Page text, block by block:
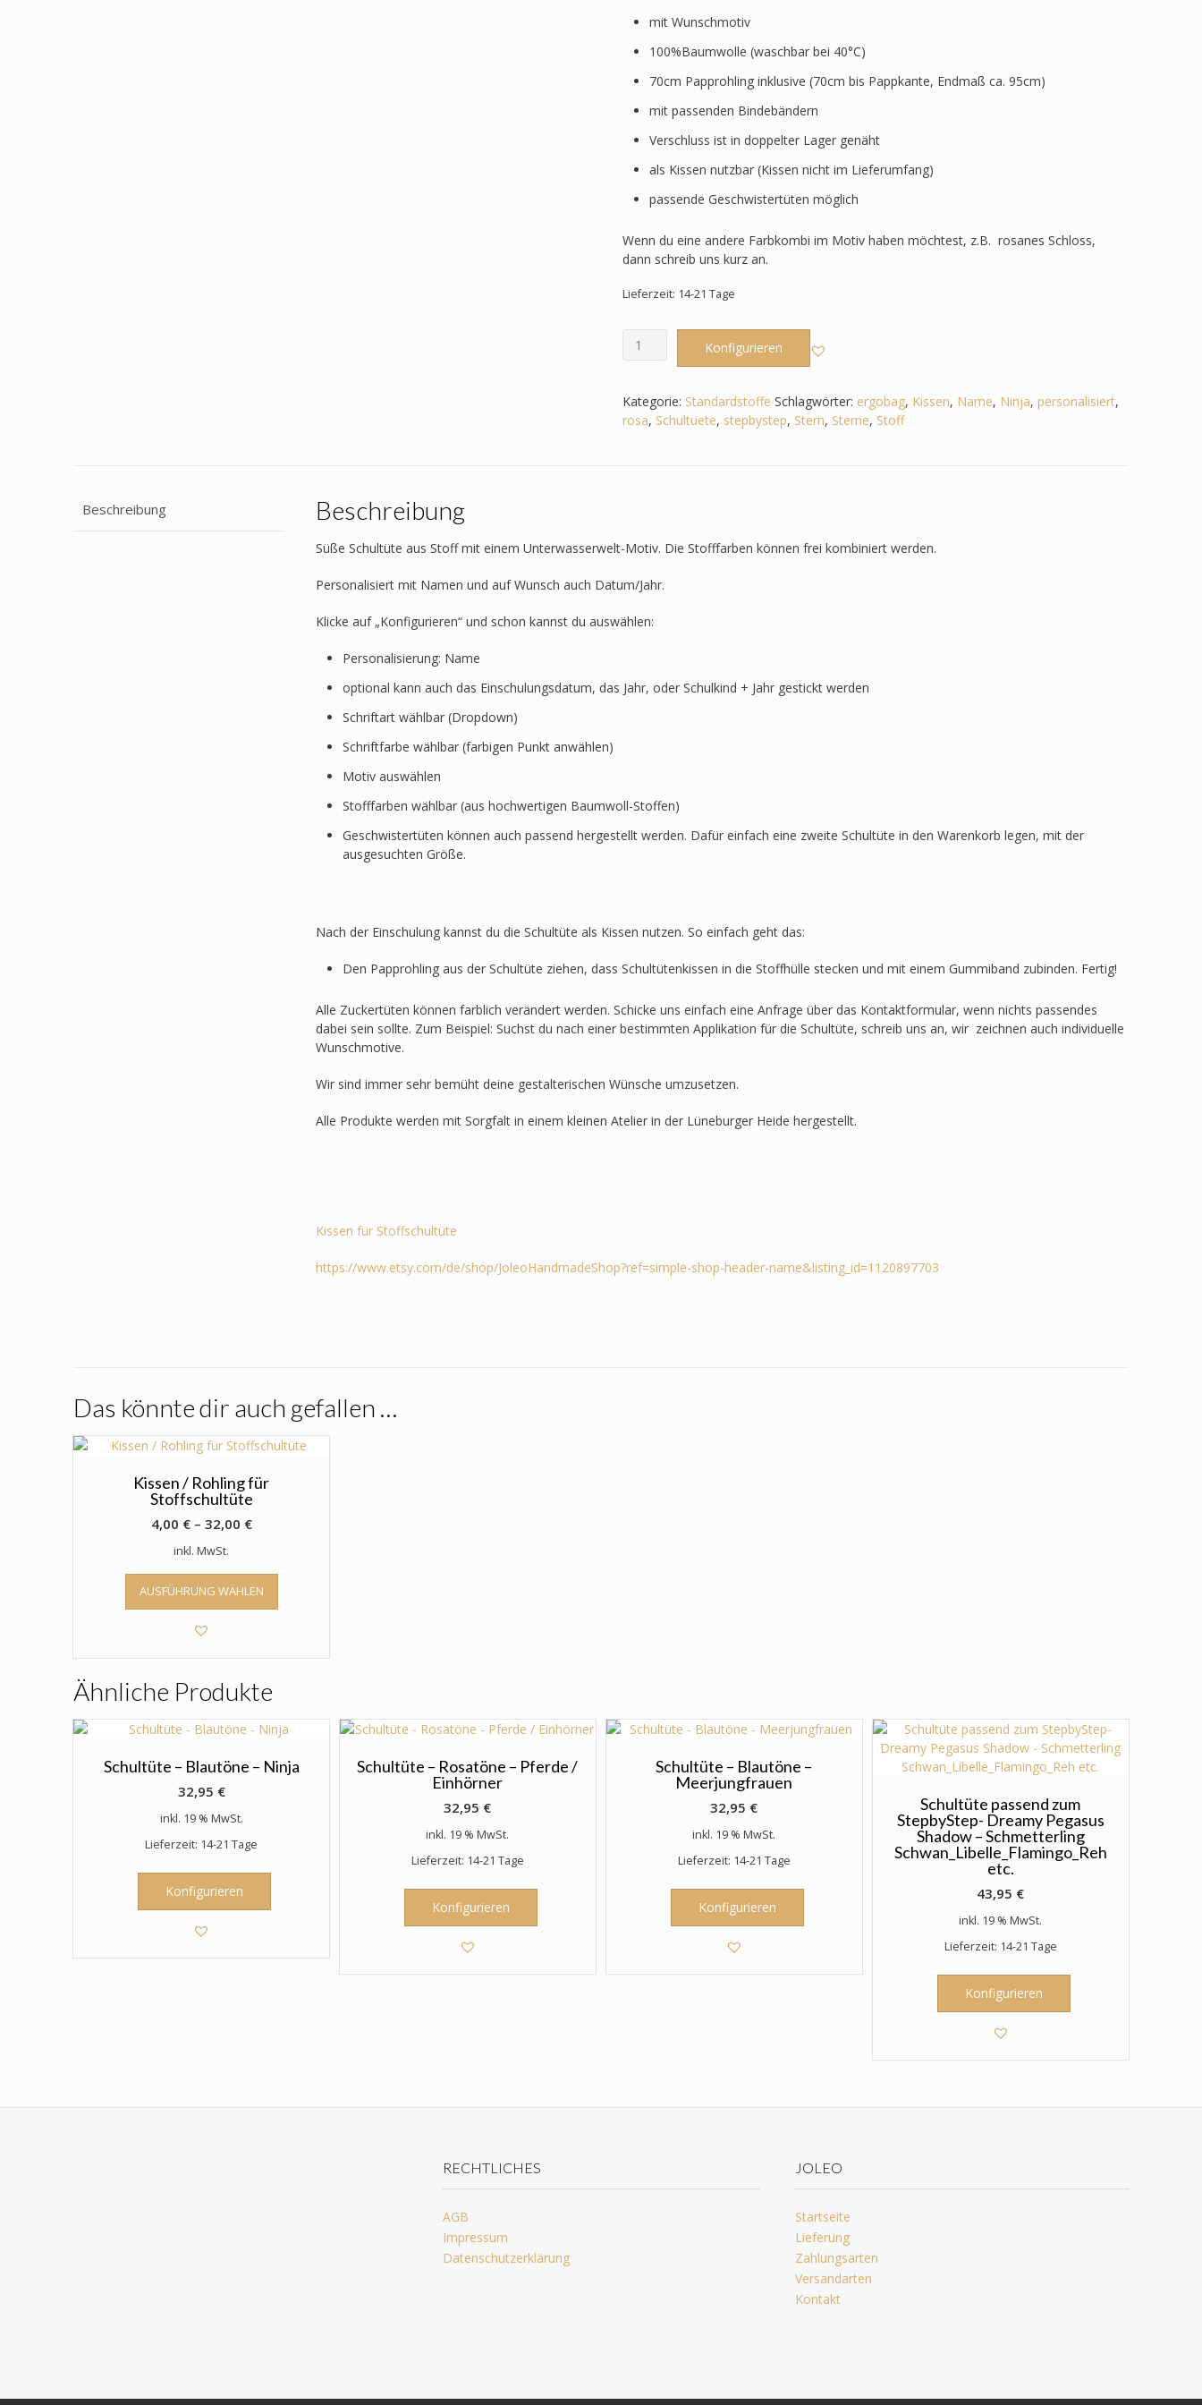
mit Wunschmotiv
100%Baumwolle (waschbar bei 40°C)
70cm Papprohling inklusive (70cm bis Pappkante, Endmaß ca. 95cm)
mit passenden Bindebändern
Verschluss ist in doppelter Lager genäht
als Kissen nutzbar (Kissen nicht im Lieferumfang)
passende Geschwistertüten möglich
Wenn du eine andere Farbkombi im Motiv haben möchtest, z.B. rosanes Schloss,
dann schreib uns kurz an.
Lieferzeit: 14-21 Tage
Schultüte
-
Ninja
Menge
Konfigurieren
Kategorie: Standardstoffe Schlagwörter: ergobag, Kissen, Name, Ninja, personalisiert,
rosa, Schultuete, stepbystep, Stern, Sterne, Stoff
Beschreibung Beschreibung
Süße Schultüte aus Stoff mit einem Unterwasserwelt-Motiv. Die Stofffarben können frei kombiniert werden.
Personalisiert mit Namen und auf Wunsch auch Datum/Jahr.
Klicke auf „Konfigurieren“ und schon kannst du auswählen:
Personalisierung: Name
optional kann auch das Einschulungsdatum, das Jahr, oder Schulkind + Jahr gestickt werden
Schriftart wählbar (Dropdown)
Schriftfarbe wählbar (farbigen Punkt anwählen)
Motiv auswählen
Stofffarben wählbar (aus hochwertigen Baumwoll-Stoffen)
Geschwistertüten können auch passend hergestellt werden. Dafür einfach eine zweite Schultüte in den Warenkorb legen, mit der
ausgesuchten Größe.
Nach der Einschulung kannst du die Schultüte als Kissen nutzen. So einfach geht das:
Den Papprohling aus der Schultüte ziehen, dass Schultütenkissen in die Stoffhülle stecken und mit einem Gummiband zubinden. Fertig!
Alle Zuckertüten können farblich verändert werden. Schicke uns einfach eine Anfrage über das Kontaktformular, wenn nichts passendes
dabei sein sollte. Zum Beispiel: Suchst du nach einer bestimmten Applikation für die Schultüte, schreib uns an, wir zeichnen auch individuelle
Wunschmotive.
Wir sind immer sehr bemüht deine gestalterischen Wünsche umzusetzen.
Alle Produkte werden mit Sorgfalt in einem kleinen Atelier in der Lüneburger Heide hergestellt.
Kissen für Stoffschultüte
https://www.etsy.com/de/shop/JoleoHandmadeShop?ref=simple-shop-header-name&listing_id=1120897703
Das könnte dir auch gefallen …
Kissen / Rohling für
Stoffschultüte
4,00 €– 32,00 €
inkl. MwSt.
AUSFÜHRUNG WÄHLEN
Dieses
weist
können
der
Ähnliche Produkte
Schultüte – Blautöne – Ninja
32,95 €
inkl. 19 % MwSt.
Lieferzeit: 14-21 Tage
Konfigurieren
Schultüte – Rosatöne – Pferde /
Einhörner
32,95 €
inkl. 19 % MwSt.
Lieferzeit: 14-21 Tage
Konfigurieren
Schultüte – Blautöne –
Meerjungfrauen
32,95 €
inkl. 19 % MwSt.
Lieferzeit: 14-21 Tage
Konfigurieren
Schultüte passend zum
StepbyStep- Dreamy Pegasus
Shadow – Schmetterling
Schwan_Libelle_Flamingo_Reh
etc.
43,95 €
inkl. 19 % MwSt.
Lieferzeit: 14-21 Tage
Konfigurieren
RECHTLICHES
AGB
Impressum
Datenschutzerklärung
JOLEO
Startseite
Lieferung
Zahlungsarten
Versandarten
Kontakt